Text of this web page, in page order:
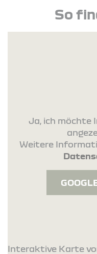
So
Ja, ich möchte
Weitere
Interaktive Karte